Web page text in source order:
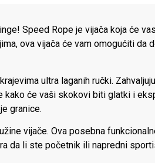
Speed Rope je vijača koja će
ova vijača će vam omogućiti da
ultra laganih ručki.
kako će vaši skokovi biti glatki i
granice.
vijače. Ova posebna
da li ste početnik ili napredni